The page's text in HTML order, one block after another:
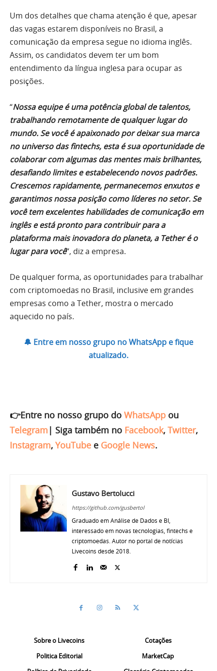
Um dos detalhes que chama atenção é que, apesar
das vagas estarem disponíveis no Brasil, a
comunicação da empresa segue no idioma inglês.
Assim, os candidatos devem ter um bom
entendimento da língua inglesa para ocupar as
posições.
“Nossa equipe é uma potência global de talentos,
trabalhando remotamente de qualquer lugar do
mundo. Se você é apaixonado por deixar sua marca
no universo das fintechs, esta é sua oportunidade de
colaborar com algumas das mentes mais brilhantes,
desafiando limites e estabelecendo novos padrões.
Crescemos rapidamente, permanecemos enxutos e
garantimos nossa posição como líderes no setor. Se
você tem excelentes habilidades de comunicação em
inglês e está pronto para contribuir para a
plataforma mais inovadora do planeta, a Tether é o
lugar para você“, diz a empresa.
De qualquer forma, as oportunidades para trabalhar
com criptomoedas no Brasil, inclusive em grandes
empresas como a Tether, mostra o mercado
aquecido no país.
🔔 Entre em nosso grupo no WhatsApp e fique
atualizado.
👉Entre no nosso grupo do WhatsApp ou
Telegram | Siga também no Facebook, Twitter,
Instagram, YouTube e Google News.
Gustavo Bertolucci
https://github.com/gusbertol
Graduado em Análise de Dados e BI,
interessado em novas tecnologias, fintechs e
criptomoedas. Autor no portal de notícias
Livecoins desde 2018.
Sobre o Livecoins
Politica Editorial
Cotações
MarketCap